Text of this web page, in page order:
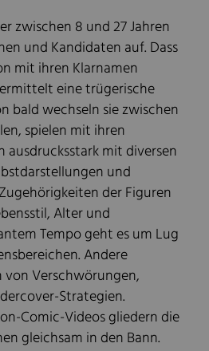
zwischen 8 und 27 Jahren
und Kandidaten auf. Dass
mit ihren Klarnamen
eine trügerische
bald wechseln sie zwischen
spielen mit ihren
ausdrucksstark mit diversen
und
der Figuren
Alter und
Tempo geht es um Lug
Andere
Verschwörungen,
Strategien.
Comic-Videos gliedern die
gleichsam in den Bann.